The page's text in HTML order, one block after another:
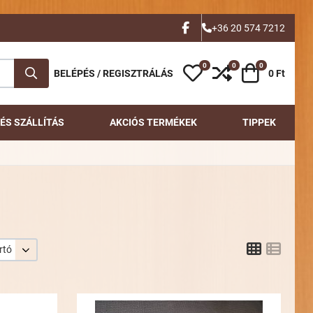
FACEBOOK+36 20 574 7212
BELÉPÉS / REGISZTRÁLÁS Kívánságlista
0 Összehasonlítás
0 Kosár
0
0 Ft
SZÁLLÍTÁS AKCIÓS TERMÉKEK TIPPEK
GridList